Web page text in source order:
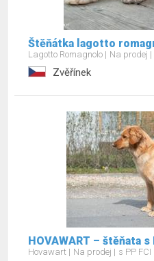
Štěňátka lagotto
Lagotto Romagnolo Na prodej
Zvěřínek
HOVAWART – štěňata s
Hovawart Na prodej s PP FCI